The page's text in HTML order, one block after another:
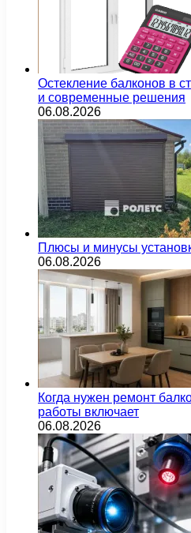
Остекление балконов в
и современные решения
06.08.2026
Плюсы и минусы
06.08.2026
Когда нужен ремонт
работы включает
06.08.2026